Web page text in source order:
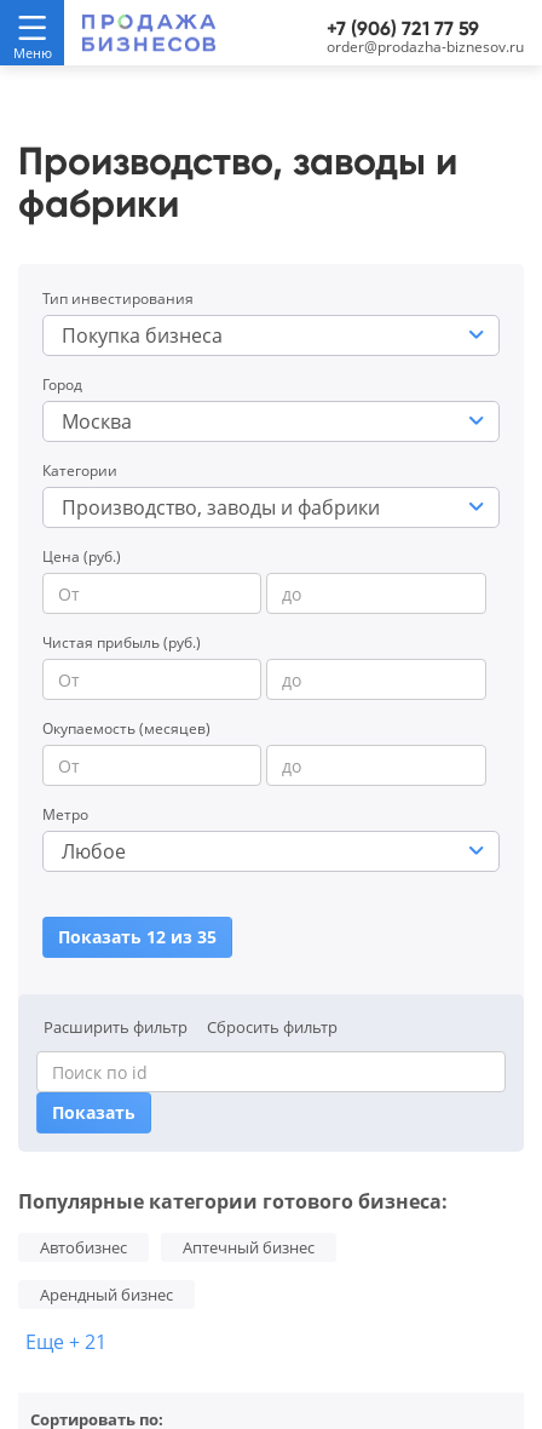
+7 (906) 721 77 59
order@prodazha-biznesov.ru
Производство, заводы и
фабрики
Тип инвестирования
Покупка бизнеса
Город
Москва
Категории
Производство, заводы и фабрики
Цена (руб.)
Чистая прибыль (руб.)
Окупаемость (месяцев)
Метро
Любое
Показать 12 из 35
Расширить фильтр Сбросить фильтр
Показать
Популярные категории готового бизнеса:
Автобизнес Аптечный бизнес
Арендный бизнес
Еще + 21
Сортировать по: